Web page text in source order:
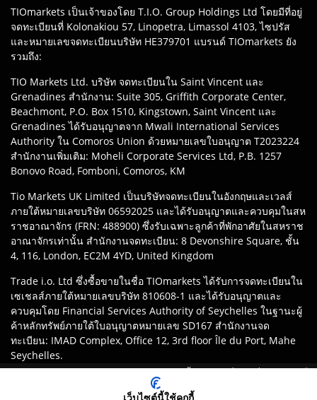
TIOmarkets เป็นเจ้าของโดย T.I.O. Group Holdings Ltd โดยมีที่อยู่
จดทะเบียนที่ Kolonakiou 57, Linopetra, Limassol 4103, ไซปรัส
และหมายเลขจดทะเบียนบริษัท HE379701 แบรนด์ TIOmarkets ยัง
รวมถึง:
TIO Markets Ltd. บริษัท จดทะเบียนใน Saint Vincent และ
Grenadines สำนักงาน: Suite 305, Griffith Corporate Center,
Beachmont, P.O. Box 1510, Kingstown, Saint Vincent และ
Grenadines ได้รับอนุญาตจาก Mwali International Services
Authority ใน Comoros Union ด้วยหมายเลขใบอนุญาต T2023224
สำนักงานเพิ่มเติม: Moheli Corporate Services Ltd, P.B. 1257
Bonovo Road, Fomboni, Comoros, KM
Tio Markets UK Limited เป็นบริษัทจดทะเบียนในอังกฤษและเวลส์
ภายใต้หมายเลขบริษัท 06592025 และได้รับอนุญาตและควบคุมในสห
ราชอาณาจักร (FRN: 488900) ซึ่งรับเฉพาะลูกค้าที่พักอาศัยในสหราช
อาณาจักรเท่านั้น สำนักงานจดทะเบียน: 8 Devonshire Square, ชั้น
4, 116, London, EC2M 4YD, United Kingdom
Trade i.o. Ltd ซึ่งซื้อขายในชื่อ TIOmarkets ได้รับการจดทะเบียนใน
เซเชลส์ภายใต้หมายเลขบริษัท 810608-1 และได้รับอนุญาตและ
ควบคุมโดย Financial Services Authority of Seychelles ในฐานะผู้
ค้าหลักทรัพย์ภายใต้ใบอนุญาตหมายเลข SD167 สำนักงานจด
ทะเบียน: IMAD Complex, Office 12, 3rd floor Île du Port, Mahe
Seychelles.
ลูกค้าเป็นผู้รับผิดชอบในการตรวจสอบให้
แน่ใจว่าลงทะเบียนกับหน่วยงานที่เหมาะสมของแบรนด์ TIOmarkets
เงินอย่างรวดเร็วเนื่องจากเลเวอเรจ